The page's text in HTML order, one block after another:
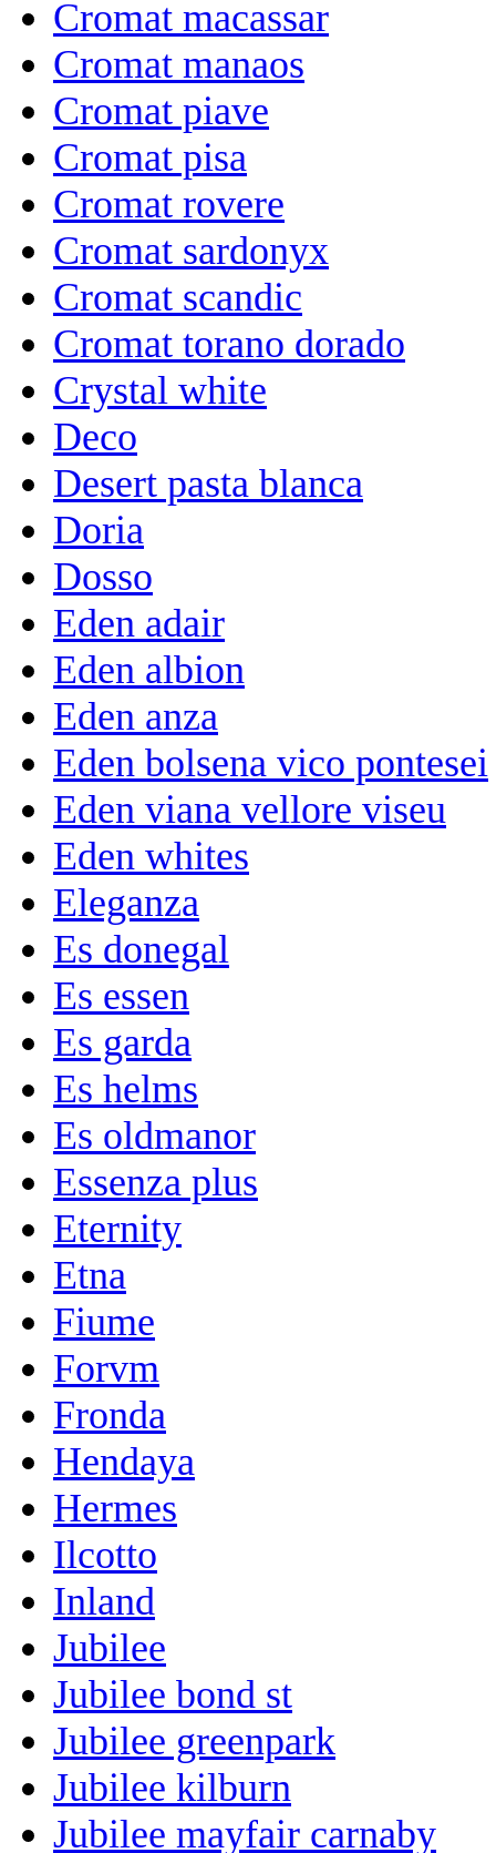
Cromat macassar
Cromat manaos
Cromat piave
Cromat pisa
Cromat rovere
Cromat sardonyx
Cromat scandic
Cromat torano dorado
Crystal white
Deco
Desert pasta blanca
Doria
Dosso
Eden adair
Eden albion
Eden anza
Eden bolsena vico pontesei
Eden viana vellore viseu
Eden whites
Eleganza
Es donegal
Es essen
Es garda
Es helms
Es oldmanor
Essenza plus
Eternity
Etna
Fiume
Forvm
Fronda
Hendaya
Hermes
Ilcotto
Inland
Jubilee
Jubilee bond st
Jubilee greenpark
Jubilee kilburn
Jubilee mayfair carnaby